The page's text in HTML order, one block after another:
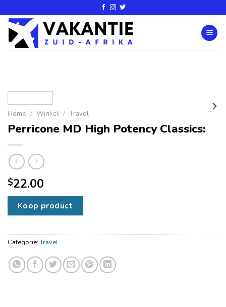
Home / Winkel / Travel
Perricone MD High Potency Classics:
$22.00
Koop product
Categorie:Travel